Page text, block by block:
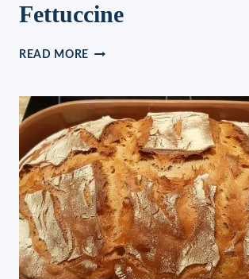
Fettuccine
READ MORE HÄHNCHEN
FETTUCCINE